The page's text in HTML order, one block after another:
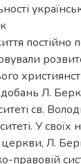
постійно
Л.
св.
У своїх
церкви, Л.
правовій